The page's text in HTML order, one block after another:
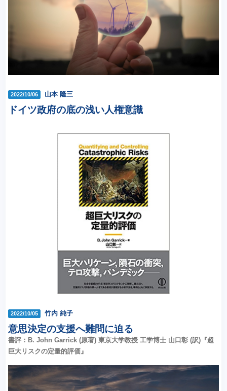
2022/10/06 山本 隆三
ドイツ政府の底の浅い人権意識
2022/10/05 竹内 純子
意思決定の支援へ難問に迫る
書評：B. John Garrick (原著) 東京大学教授 工学博士 山口彰 (訳)『超
巨大リスクの定量的評価』